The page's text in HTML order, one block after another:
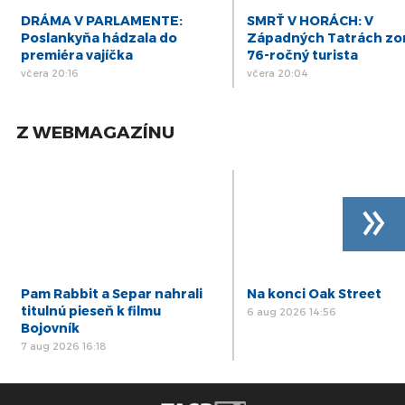
DRÁMA V PARLAMENTE:
Poslankyňa hádzala do
premiéra vajíčka
včera 20:16
SMRŤ V HORÁCH: V
Západných Tatrách
76-ročný turista
včera 20:04
Z WEBMAGAZÍNU
Pam Rabbit a Separ nahrali
titulnú pieseň k filmu
Bojovník
7 aug 2026 16:18
Na konci Oak Street
6 aug 2026 14:56
»